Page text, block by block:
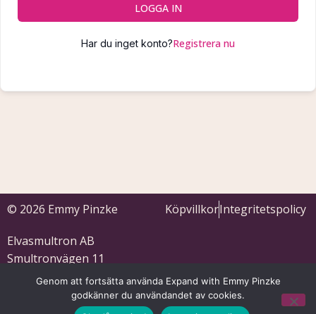
LOGGA IN
Har du inget konto?Registrera nu
© 2026 Emmy Pinzke
Elvasmultron AB
Smultronvägen 11
633 53 Eskilstuna
559121-5701
KöpvillkorIntegritetspolicy
Genom att fortsätta använda Expand with Emmy Pinzke
godkänner du användandet av cookies.